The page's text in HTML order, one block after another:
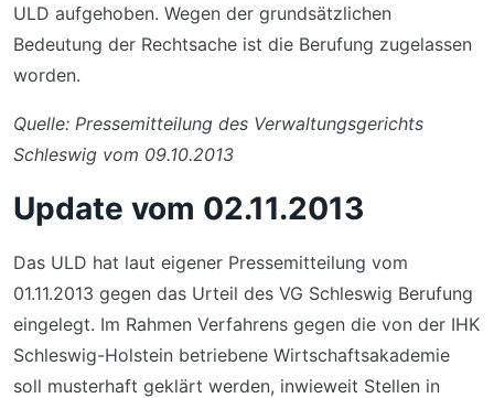
ULD aufgehoben. Wegen der grundsätzlichen
Bedeutung der Rechtsache ist die Berufung zugelassen
worden.
Quelle: Pressemitteilung des Verwaltungsgerichts
Schleswig vom 09.10.2013
Update vom 02.11.2013
Das ULD hat laut eigener Pressemitteilung vom
01.11.2013 gegen das Urteil des VG Schleswig Berufung
eingelegt. Im Rahmen Verfahrens gegen die von der IHK
Schleswig-Holstein betriebene Wirtschaftsakademie
soll musterhaft geklärt werden, inwieweit Stellen in